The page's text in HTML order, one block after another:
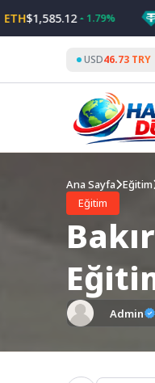
to
1.79%
USD46.73 TRY
Ana Sayfa Eğitim
Eğitim
Admin